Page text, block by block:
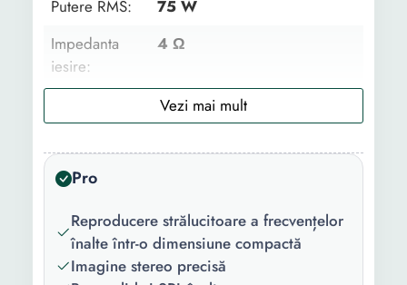
Putere RMS:
75 W
Impedanta
iesire:
4 Ω
300 W
Sensibilitate:
Raspuns in
frecventa:
55 - 23000 Hz
Functii:
V-CONE
Pro
Reproducere strălucitoare a frecvențelor
înalte într-o dimensiune compactă
Imagine stereo precisă